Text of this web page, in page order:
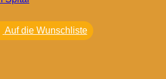
Auf die Wunschliste